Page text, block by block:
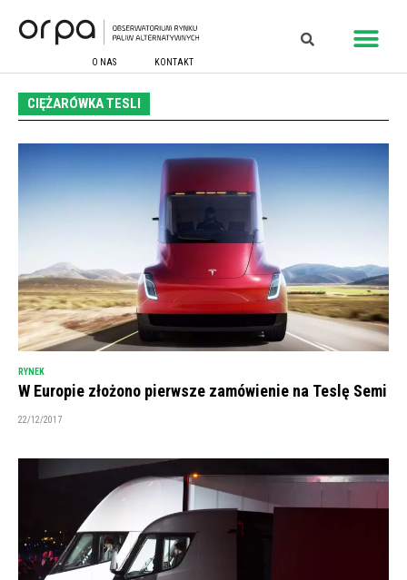
O NAS KONTAKT
CIĘŻARÓWKA TESLI
RYNEK
W Europie złożono pierwsze zamówienie na Teslę Semi
22/12/2017